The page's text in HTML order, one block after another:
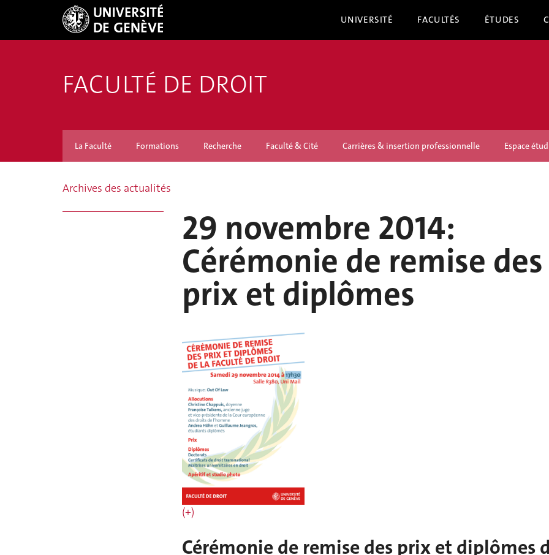
UNIVERSITÉ FACULTÉS ÉTUDES
FACULTÉ DE DROIT
La Faculté Formations Recherche Faculté & Cité Carrières & insertion professionnelle Espace
Archives des actualités
29 novembre 2014:
Cérémonie de remise des
prix et diplômes
(+)
Cérémonie de remise des prix et diplômes